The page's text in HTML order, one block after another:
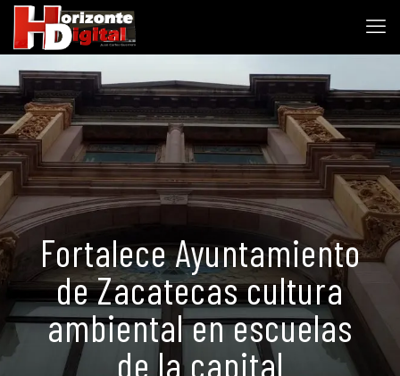
Fortalece Ayuntamiento
de Zacatecas cultura
ambiental en escuelas
de la capital